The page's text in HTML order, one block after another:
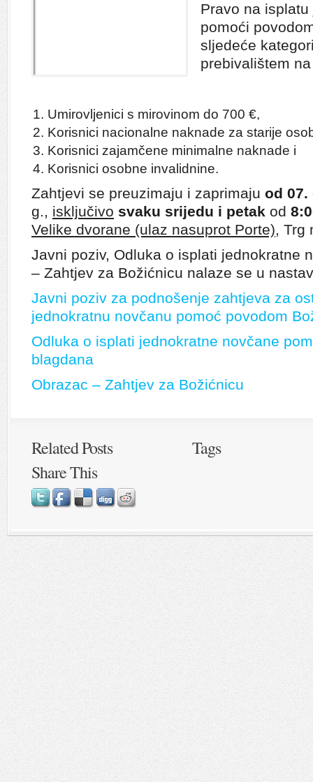
Pravo na
pomoći
sljedeće
prebivalištem
Umirovljenici s mirovinom do 700 €,
Korisnici nacionalne naknade za starije
Korisnici zajamčene minimalne naknade i
Korisnici osobne invalidnine.
Zahtjevi se preuzimaju i zaprimaju od 07.
g., isključivo svaku srijedu i petak od
Velike dvorane (ulaz nasuprot Porte), Trg
Javni poziv, Odluka o isplati jednokratne
– Zahtjev za Božićnicu nalaze se u
Javni poziv za podnošenje zahtjeva za
jednokratnu novčanu pomoć povodom
Odluka o isplati jednokratne novčane
blagdana
Obrazac – Zahtjev za Božićnicu
Related Posts
Tags
Share This